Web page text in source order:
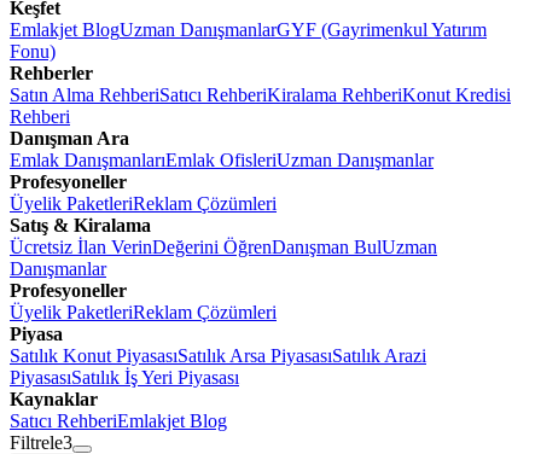
Keşfet
Emlakjet BlogUzman DanışmanlarGYF (Gayrimenkul Yatırım
Fonu)
Rehberler
Satın Alma RehberiSatıcı RehberiKiralama RehberiKonut Kredisi
Rehberi
Danışman Ara
Emlak DanışmanlarıEmlak OfisleriUzman Danışmanlar
Profesyoneller
Üyelik PaketleriReklam Çözümleri
Satış & Kiralama
Ücretsiz İlan VerinDeğerini ÖğrenDanışman BulUzman
Danışmanlar
Profesyoneller
Üyelik PaketleriReklam Çözümleri
Piyasa
Satılık Konut PiyasasıSatılık Arsa PiyasasıSatılık Arazi
PiyasasıSatılık İş Yeri Piyasası
Kaynaklar
Satıcı RehberiEmlakjet Blog
Filtrele3